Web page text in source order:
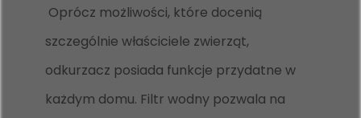
Oprócz możliwości, które docenią
szczególnie właściciele zwierząt,
odkurzacz posiada funkcje przydatne w
każdym domu. Filtr wodny pozwala na